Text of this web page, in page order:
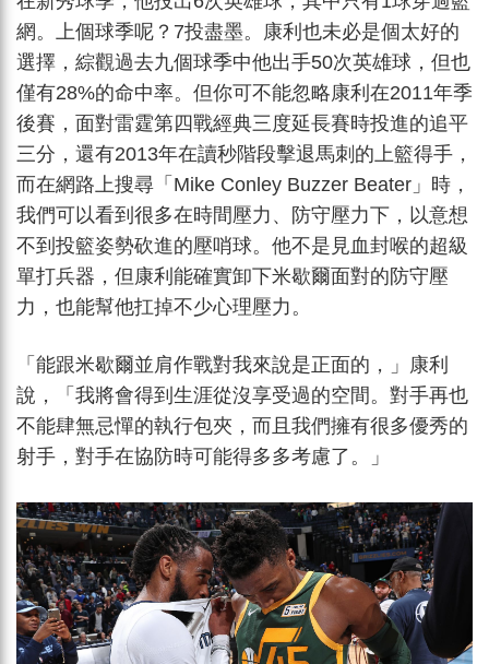
網。上個球季呢？7投盡墨。康利也未必是個太好的
選擇，綜觀過去九個球季中他出手50次英雄球，但也
僅有28%的命中率。但你可不能忽略康利在2011年季
後賽，面對雷霆第四戰經典三度延長賽時投進的追平
三分，還有2013年在讀秒階段擊退馬刺的上籃得手，
而在網路上搜尋「Mike Conley Buzzer Beater」時，
我們可以看到很多在時間壓力、防守壓力下，以意想
不到投籃姿勢砍進的壓哨球。他不是見血封喉的超級
單打兵器，但康利能確實卸下米歇爾面對的防守壓
力，也能幫他扛掉不少心理壓力。
「能跟米歇爾並肩作戰對我來說是正面的，」康利
說，「我將會得到生涯從沒享受過的空間。對手再也
不能肆無忌憚的執行包夾，而且我們擁有很多優秀的
射手，對手在協防時可能得多多考慮了。」